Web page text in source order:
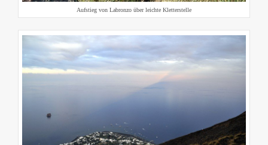
Aufstieg von Labronzo über leichte Kletterstelle